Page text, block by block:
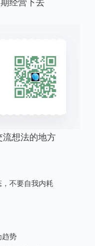
经营下去
想法的地方
不要自我内耗
趋势